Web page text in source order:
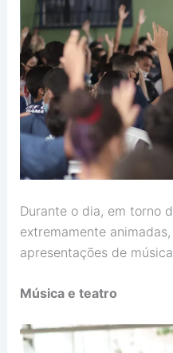
Durante o dia, em torno
extremamente
apresentações de
Música e teatro